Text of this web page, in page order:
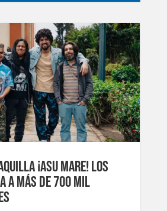
¡ASU MARE! Los
a más de 700 mil